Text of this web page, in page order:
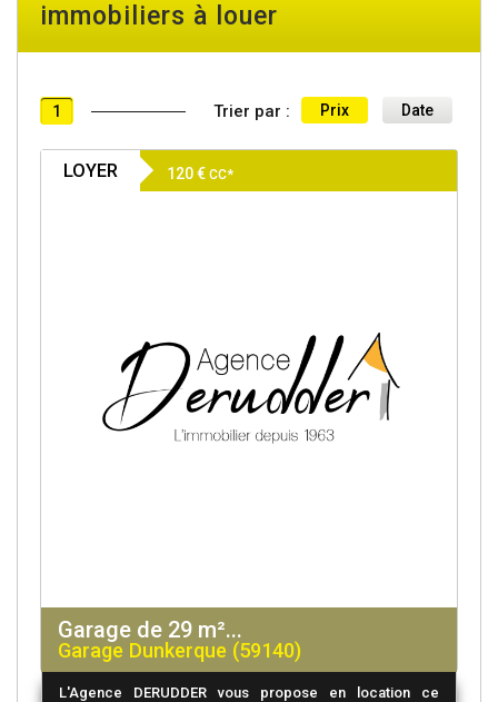
immobiliers à louer
1 Trier par : Prix Date
LOYER 120 € CC*
Garage de 29 m²...
Garage Dunkerque (59140)
L'Agence DERUDDER vous propose en location ce